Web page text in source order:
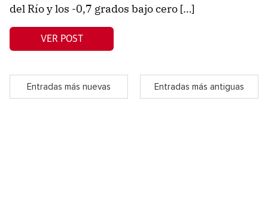
del Río y los -0,7 grados bajo cero […]
VER POST
Entradas más nuevas Entradas más antiguas